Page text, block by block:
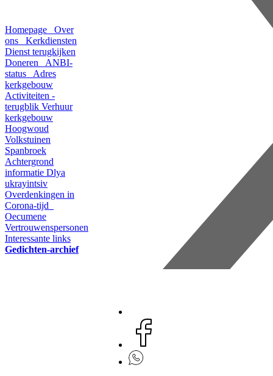
Homepage
Over
ons
Kerkdiensten
Dienst terugkijken
Doneren
ANBI-
status
Adres
kerkgebouw
Activiteiten -
terugblik Verhuur
kerkgebouw
Hoogwoud
Volkstuinen
Spanbroek
Achtergrond
informatie Dlya
ukrayintsiv
Overdenkingen in
Corona-tijd
Oecumene
Vertrouwenspersonen
Interessante links
Gedichten-archief